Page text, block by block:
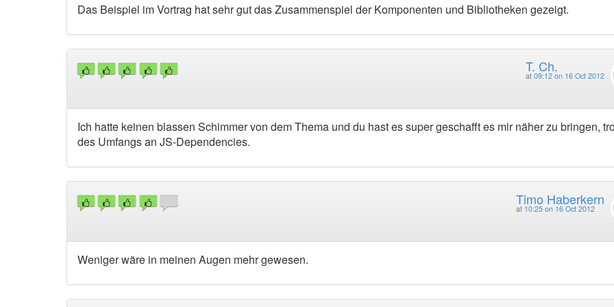
Das Beispiel im Vortrag hat sehr gut das Zusammenspiel der Komponenten und Bibliotheken gezeigt.
T. Ch.
at 09:12 on 16 Oct 2012
Ich hatte keinen blassen Schimmer von dem Thema und du hast es super geschafft es mir näher zu bringen,
des Umfangs an JS-Dependencies.
Timo Haberkern
at 10:25 on 16 Oct 2012
Weniger wäre in meinen Augen mehr gewesen.